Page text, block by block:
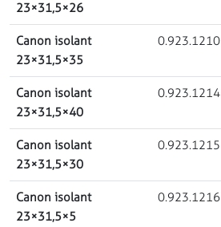
23×31,5×26
Canon isolant
23×31,5×35
0.923.1210
Canon isolant
23×31,5×40
0.923.1214
Canon isolant
23×31,5×30
0.923.1215
Canon isolant
23×31,5×5
0.923.1216